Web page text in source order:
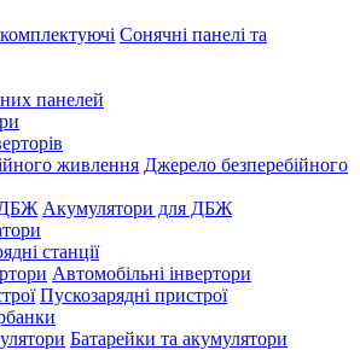
Сонячні панелі та
панелей
Джерело безперебійного
Акумулятори для ДБЖ
станції
Автомобільні інвертори
Пускозарядні пристрої
Батарейки та акумулятори